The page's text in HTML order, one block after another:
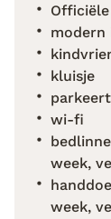
modern
kluisje
wi-fi
week,
week,